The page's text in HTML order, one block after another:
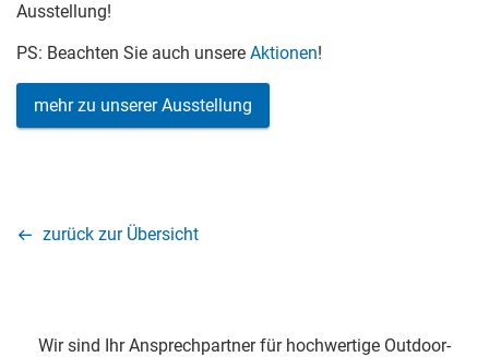
Ausstellung!
PS: Beachten Sie auch unsere Aktionen!
mehr zu unserer Ausstellung
zurück zur Übersicht
Wir sind Ihr Ansprechpartner für hochwertige Outdoor-